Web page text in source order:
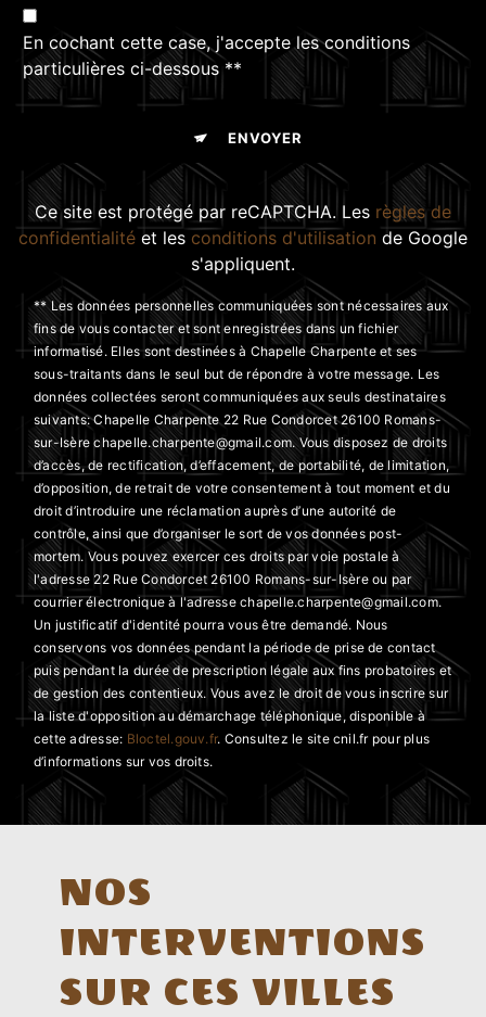
En cochant cette case, j'accepte les conditions
particulières ci-dessous **
ENVOYER
Ce site est protégé par reCAPTCHA. Les règles de
confidentialité et les conditions d'utilisation de Google
s'appliquent.
** Les données personnelles communiquées sont nécessaires aux
fins de vous contacter et sont enregistrées dans un fichier
informatisé. Elles sont destinées à Chapelle Charpente et ses
sous-traitants dans le seul but de répondre à votre message. Les
données collectées seront communiquées aux seuls destinataires
suivants: Chapelle Charpente 22 Rue Condorcet 26100 Romans-
sur-Isère chapelle.charpente@gmail.com. Vous disposez de droits
d’accès, de rectification, d’effacement, de portabilité, de limitation,
d’opposition, de retrait de votre consentement à tout moment et du
droit d’introduire une réclamation auprès d’une autorité de
contrôle, ainsi que d’organiser le sort de vos données post-
mortem. Vous pouvez exercer ces droits par voie postale à
l'adresse 22 Rue Condorcet 26100 Romans-sur-Isère ou par
courrier électronique à l'adresse chapelle.charpente@gmail.com.
Un justificatif d'identité pourra vous être demandé. Nous
conservons vos données pendant la période de prise de contact
puis pendant la durée de prescription légale aux fins probatoires et
de gestion des contentieux. Vous avez le droit de vous inscrire sur
la liste d'opposition au démarchage téléphonique, disponible à
cette adresse: Bloctel.gouv.fr. Consultez le site cnil.fr pour plus
d’informations sur vos droits.
NOS
INTERVENTIONS
SUR CES VILLES